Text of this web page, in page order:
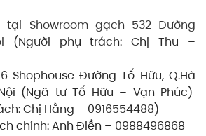
tại Showroom gạch 532 Đường
(Người phụ trách: Chị Thu –
Shophouse Đường Tố Hữu, Q.Hà
(Ngã tư Tố Hữu – Vạn Phúc)
Chị Hằng – 0916554488)
chính: Anh Điền – 0988496868